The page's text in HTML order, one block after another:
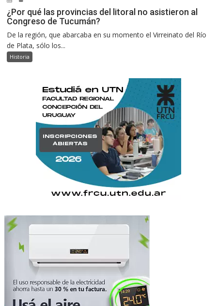
¿Por qué las provincias del litoral no asistieron al
Congreso de Tucumán?
De la región, que abarcaba en su momento el Virreinato del Río
de Plata, sólo los...
Historia